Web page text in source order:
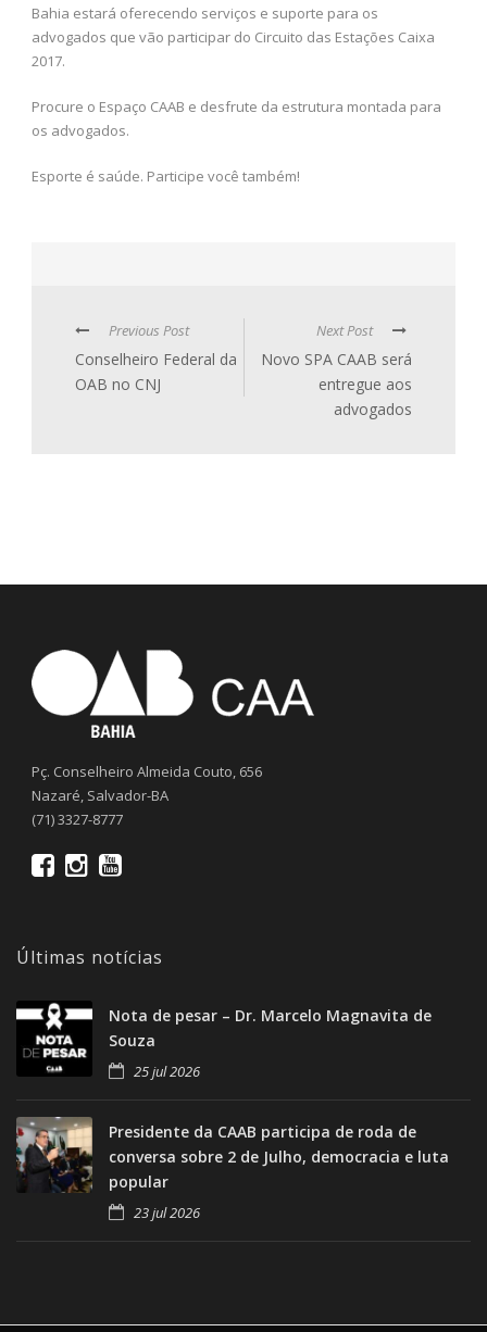
Bahia estará oferecendo serviços e suporte para os
advogados que vão participar do Circuito das Estações Caixa
2017.
Procure o Espaço CAAB e desfrute da estrutura montada para
os advogados.
Esporte é saúde. Participe você também!
Previous Post
Conselheiro Federal da
OAB no CNJ
Next Post
Novo SPA CAAB será
entregue aos
advogados
Pç. Conselheiro Almeida Couto, 656
Nazaré, Salvador-BA
(71) 3327-8777
Últimas notícias
Nota de pesar – Dr. Marcelo Magnavita de
Souza
25 jul 2026
Presidente da CAAB participa de roda de
conversa sobre 2 de Julho, democracia e luta
popular
23 jul 2026